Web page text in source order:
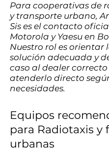
Para cooperativas de
y transporte urbano,
Sis es el contacto
Motorola y Yaesu en
Nuestro rol es orientar
solución adecuada y
caso al dealer correcto
atenderlo directo
necesidades.
Equipos
para Radiotaxis y
urbanas